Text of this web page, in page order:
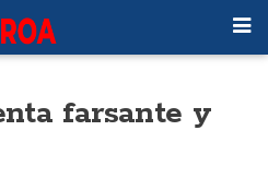
farsante y